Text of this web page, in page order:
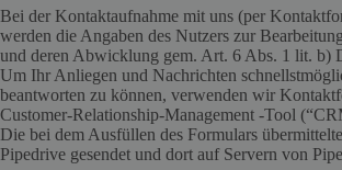
Bei der Kontaktaufnahme mit uns (per
werden die Angaben des Nutzers zur
und deren Abwicklung gem. Art. 6 Abs. 1 lit. b)
Um Ihr Anliegen und Nachrichten
beantworten zu können, verwenden wir
Customer-Relationship-Management -Tool
Die bei dem Ausfüllen des Formulars
Pipedrive gesendet und dort auf Servern von